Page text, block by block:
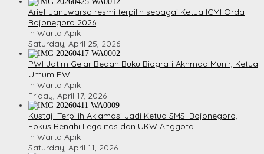
Arief Januwarso resmi terpilih sebagai Ketua ICMI Orda
Bojonegoro 2026
In Warta Apik
Saturday, April 25, 2026
PWI Jatim Gelar Bedah Buku Biografi Akhmad Munir, Ketua
Umum PWI
In Warta Apik
Friday, April 17, 2026
​Kustaji Terpilih Aklamasi Jadi Ketua SMSI Bojonegoro,
Fokus Benahi Legalitas dan UKW Anggota
In Warta Apik
Saturday, April 11, 2026